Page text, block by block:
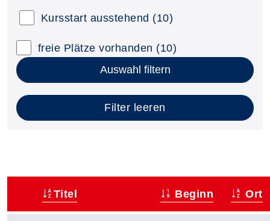
Kursstart ausstehend (10)
freie Plätze vorhanden (10)
Auswahl filtern
Filter leeren
Titel Beginn Ort